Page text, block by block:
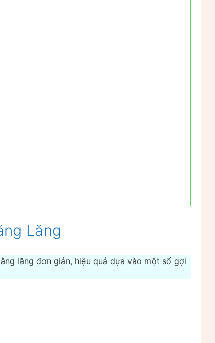
Lăng
lăng đơn giản, hiệu quả dựa vào một số gợi